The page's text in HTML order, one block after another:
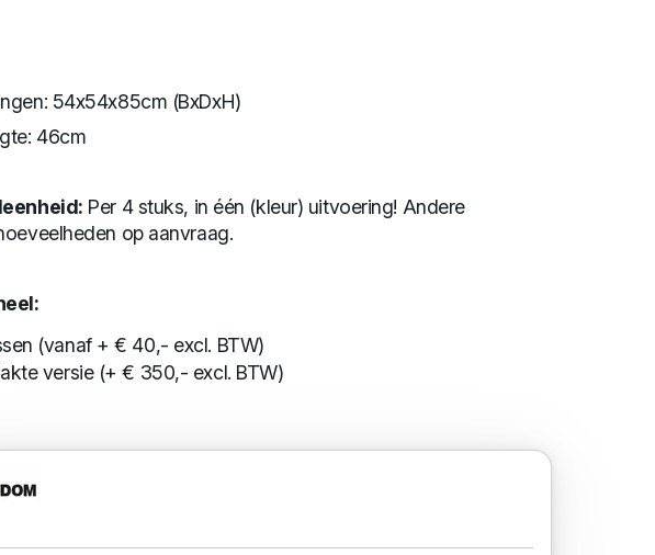
54x54x85cm (BxDxH)
46cm
Per 4 stuks, in één (kleur) uitvoering! Andere
op aanvraag.
(vanaf + € 40,- excl. BTW)
versie (+ € 350,- excl. BTW)